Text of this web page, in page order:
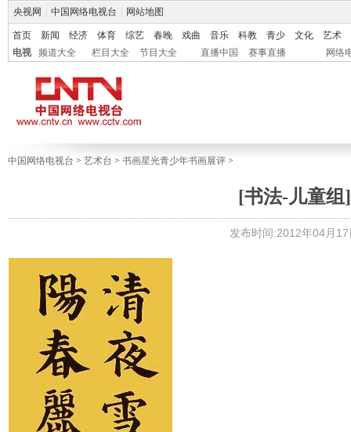
央视网 中国网络电视台 网站地图
首页 新闻 经济 体育 综艺 春晚 戏曲 音乐 科教 青少 文化
艺术
电视
频道大全 栏目大全 节目大全 直播中国 赛事直播 网络
中国网络电视台 > 艺术台 > 书画星光青少年书画展评 >
[书法-儿童组
发布时间:2012年04月